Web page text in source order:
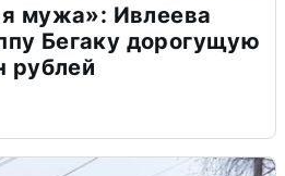
мужа»: Ивлеева
Бегаку дорогущую
рублей